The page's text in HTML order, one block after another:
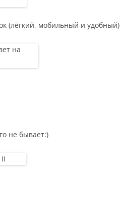
(лёгкий, мобильный и удобный)
не бывает:)